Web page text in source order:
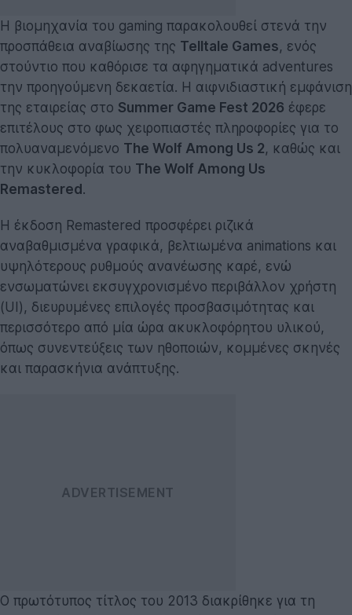
Η βιομηχανία του gaming παρακολουθεί στενά την
προσπάθεια αναβίωσης της Telltale Games, ενός
στούντιο που καθόρισε τα αφηγηματικά adventures
την προηγούμενη δεκαετία. Η αιφνιδιαστική εμφάνιση
της εταιρείας στο Summer Game Fest 2026 έφερε
επιτέλους στο φως χειροπιαστές πληροφορίες για το
πολυαναμενόμενο The Wolf Among Us 2, καθώς και
την κυκλοφορία του The Wolf Among Us
Remastered .
Η έκδοση Remastered προσφέρει ριζικά
αναβαθμισμένα γραφικά, βελτιωμένα animations και
υψηλότερους ρυθμούς ανανέωσης καρέ, ενώ
ενσωματώνει εκσυγχρονισμένο περιβάλλον χρήστη
(UI), διευρυμένες επιλογές προσβασιμότητας και
περισσότερο από μία ώρα ακυκλοφόρητου υλικού,
όπως συνεντεύξεις των ηθοποιών, κομμένες σκηνές
και παρασκήνια ανάπτυξης.
Ο πρωτότυπος τίτλος του 2013 διακρίθηκε για τη